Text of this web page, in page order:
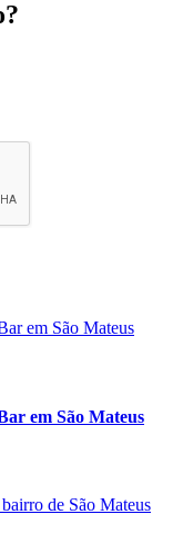
em São Mateus